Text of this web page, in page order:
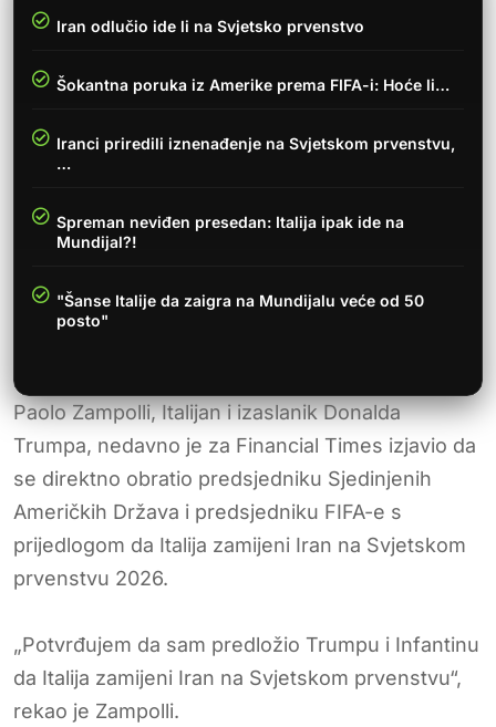
Iran odlučio ide li na Svjetsko prvenstvo
Šokantna poruka iz Amerike prema FIFA-i: Hoće li…
Iranci priredili iznenađenje na Svjetskom prvenstvu,
…
Spreman neviđen presedan: Italija ipak ide na
Mundijal?!
"Šanse Italije da zaigra na Mundijalu veće od 50
posto"
Paolo Zampolli, Italijan i izaslanik Donalda
Trumpa, nedavno je za Financial Times izjavio da
se direktno obratio predsjedniku Sjedinjenih
Američkih Država i predsjedniku FIFA-e s
prijedlogom da Italija zamijeni Iran na Svjetskom
prvenstvu 2026.
„Potvrđujem da sam predložio Trumpu i Infantinu
da Italija zamijeni Iran na Svjetskom prvenstvu“,
rekao je Zampolli.